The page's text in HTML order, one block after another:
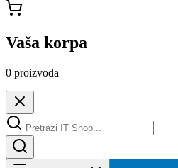
Vaša korpa
0 proizvoda